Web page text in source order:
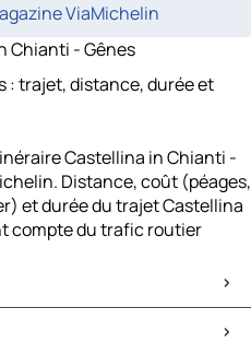
ViaMichelin
Chianti - Gênes
: trajet, distance, durée et
Castellina in Chianti -
Distance, coût (péages,
et durée du trajet Castellina
compte du trafic routier